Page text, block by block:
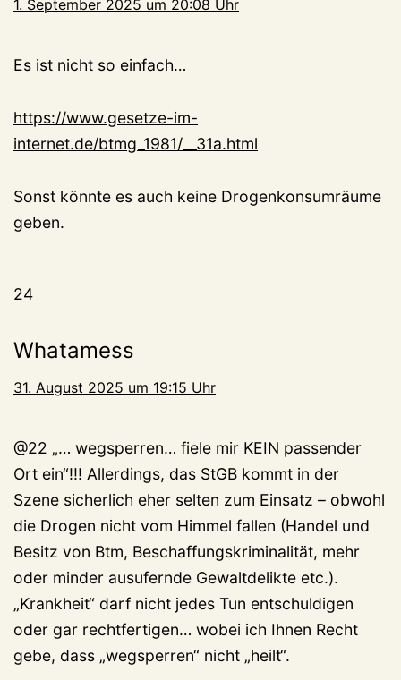
1. September 2025 um 20:08 Uhr
Es ist nicht so einfach…
https://www.gesetze-im-
internet.de/btmg_1981/__31a.html
Sonst könnte es auch keine Drogenkonsumräume
geben.
24
Whatamess
31. August 2025 um 19:15 Uhr
@22 „… wegsperren… fiele mir KEIN passender
Ort ein“!!! Allerdings, das StGB kommt in der
Szene sicherlich eher selten zum Einsatz – obwohl
die Drogen nicht vom Himmel fallen (Handel und
Besitz von Btm, Beschaffungskriminalität, mehr
oder minder ausufernde Gewaltdelikte etc.).
„Krankheit“ darf nicht jedes Tun entschuldigen
oder gar rechtfertigen… wobei ich Ihnen Recht
gebe, dass „wegsperren“ nicht „heilt“.